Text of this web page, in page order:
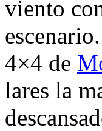
viento
4×4 de
lares la